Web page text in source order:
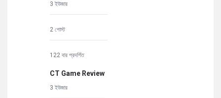
3 ইউজার
2 পোস্ট
122 বার প্রদর্শিত
CT Game Review
3 ইউজার